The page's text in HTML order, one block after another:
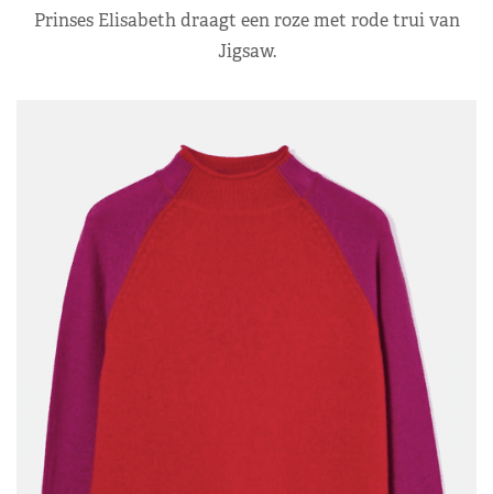
Prinses Elisabeth draagt een roze met rode trui van
Jigsaw.